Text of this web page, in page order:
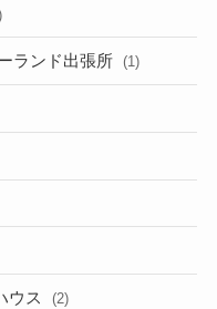
ランド出張所 (1)
ウス (2)